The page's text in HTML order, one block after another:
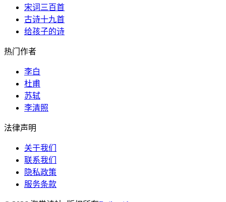
宋词三百首
古诗十九首
给孩子的诗
热门作者
李白
杜甫
苏轼
李清照
法律声明
关于我们
联系我们
隐私政策
服务条款